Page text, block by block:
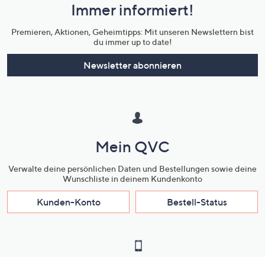
Unternehmensinformationen
Immer informiert!
Premieren, Aktionen, Geheimtipps: Mit unseren Newslettern bist
du immer up to date!
Newsletter abonnieren
Mein QVC
Verwalte deine persönlichen Daten und Bestellungen sowie deine
Wunschliste in deinem Kundenkonto
Kunden-Konto Bestell-Status